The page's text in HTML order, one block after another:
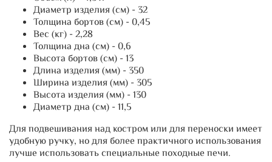
Диаметр изделия (см) - 32
Толщина бортов (см) - 0,45
Вес (кг) - 2,28
Толщина дна (см) - 0,6
Высота бортов (см) - 13
Длина изделия (мм) - 350
Ширина изделия (мм) - 305
Высота изделия (мм) - 130
Диаметр дна (см) - 11,5
Для подвешивания над костром или для переноски имеет
удобную ручку, но для более практичного использования
лучше использовать специальные походные печи.